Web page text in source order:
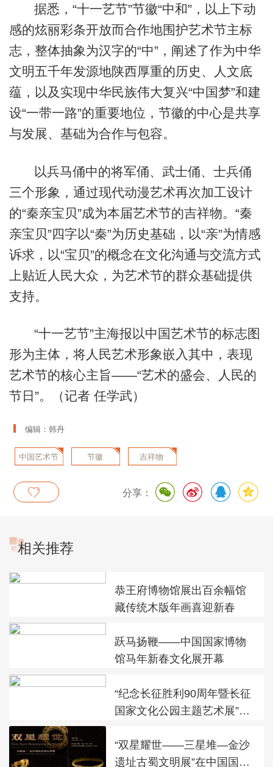
据悉，“十一艺节”节徽“中和”，以上下动
感的炫丽彩条开放而合作地围护艺术节主标
志，整体抽象为汉字的“中”，阐述了作为中华
文明五千年发源地陕西厚重的历史、人文底
蕴，以及实现中华民族伟大复兴“中国梦”和建
设“一带一路”的重要地位，节徽的中心是共享
与发展、基础为合作与包容。
以兵马俑中的将军俑、武士俑、士兵俑
三个形象，通过现代动漫艺术再次加工设计
的“秦亲宝贝”成为本届艺术节的吉祥物。“秦
亲宝贝”四字以“秦”为历史基础，以“亲”为情感
诉求，以“宝贝”的概念在文化沟通与交流方式
上贴近人民大众，为艺术节的群众基础提供
支持。
“十一艺节”主海报以中国艺术节的标志图
形为主体，将人民艺术形象嵌入其中，表现
艺术节的核心主旨——“艺术的盛会、人民的
节日”。（记者 任学武）
编辑：韩丹
中国艺术节 节徽 吉祥物
分享：
相关推荐
恭王府博物馆展出百余幅馆
藏传统木版年画喜迎新春
跃马扬鞭——中国国家博物
馆马年新春文化展开幕
“纪念长征胜利90周年暨长征
国家文化公园主题艺术展”在
“双星耀世——三星堆—金沙
遗址古蜀文明展”在中国国家